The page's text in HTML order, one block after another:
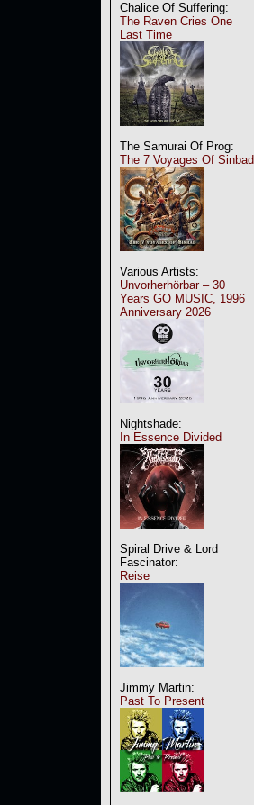
Chalice Of Suffering:
The Raven Cries One
Last Time
The Samurai Of Prog:
The 7 Voyages Of Sinbad
Various Artists:
Unvorherhörbar – 30
Years GO MUSIC, 1996
Anniversary 2026
Nightshade:
In Essence Divided
Spiral Drive & Lord
Fascinator:
Reise
Jimmy Martin:
Past To Present